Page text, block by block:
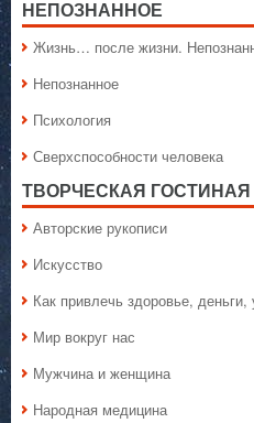
НЕПОЗНАННОЕ
Жизнь… после жизни.
Непознанное
Психология
Сверхспособности человека
ТВОРЧЕСКАЯ ГОСТИНАЯ
Авторские рукописи
Искусство
Как привлечь здоровье,
Мир вокруг нас
Мужчина и женщина
Народная медицина